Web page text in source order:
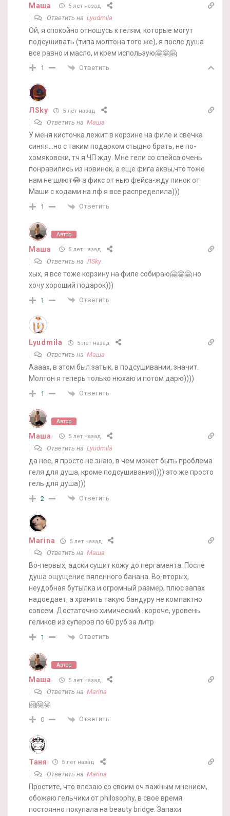
Маша 5 лет назад
Ответить на Lyudmila
Ой, я спокойно отношусь к гелям, которые могут
подсушивать (типа молтона того же), я после душа
все равно и масло, и крем использую🤗🤗🤗
1 Ответить
ЛSky 5 лет назад
Ответить на Маша
У меня кисточка лежит в корзине на филе и свечка
синяя…но с таким подарком стыдно брать, не по-
хомяковски, тч я ЧП жду. Мне гели со спейса очень
понравились из новинок, а ещё фига аквы,что тоже
нам не шлют😂 а фикс от нью фейса-жду пинок от
Маши с кодами на лф.я все распределила)))
1 Ответить
Автор
Маша 5 лет назад
Ответить на ЛSky
хых, я все тоже корзину на филе собираю🤗🤗🤗 но
хочу хороший подарок)))
1 Ответить
Lyudmila 5 лет назад
Ответить на Маша
Аааах, в этом был затык, в подсушивании, значит.
Молтон я теперь только нюхаю и потом дарю))))
1 Ответить
Автор
Маша 5 лет назад
Ответить на Lyudmila
да нее, я просто не знаю, в чем может быть проблема
геля для душа, кроме подсушивания)))) это же просто
гель для душа)))
2 Ответить
Marina 5 лет назад
Ответить на Маша
Во-первых, адски сушит кожу до пергамента. После
душа ощущение вяленного банана. Во-вторых,
неудобная бутылка и огромный размер, плюс запах
надоедает, а хранить такую бандуру не компактно
совсем. Достаточно химический.. короче, уровень
геликов из суперов по 60 руб за литр
1 Ответить
Автор
Маша 5 лет назад
Ответить на Marina
🤗🤗🤗
0 Ответить
Таня 5 лет назад
Ответить на Marina
Простите, что влезаю со своим оч важным мнением,
обожаю гельчики от philosophy, в свое время
постоянно покупала на beauty bridge. Запахи